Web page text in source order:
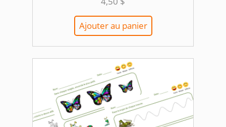
Ajouter au panier